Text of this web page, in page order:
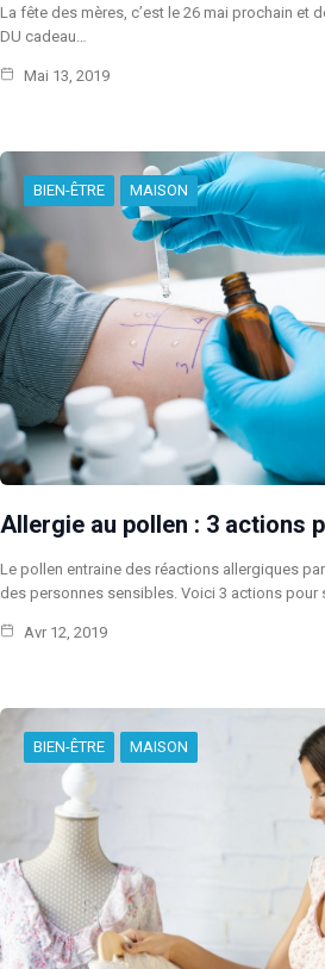
La fête des mères, c’est le 26 mai prochain et
DU cadeau…
Mai 13, 2019
BIEN-ÊTRE MAISON
Allergie au pollen : 3 actions
Le pollen entraine des réactions allergiques
des personnes sensibles. Voici 3 actions pour
Avr 12, 2019
BIEN-ÊTRE MAISON